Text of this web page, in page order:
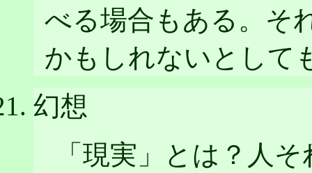
べる場合もある。そ
かもしれないとして
幻想
「現実」とは？人